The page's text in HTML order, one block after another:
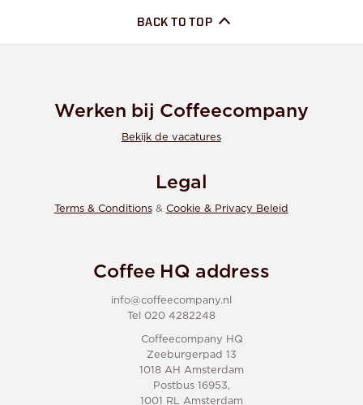
BACK TO TOP
Werken bij Coffeecompany
Bekijk de vacatures
Legal
Terms & Conditions& Cookie & Privacy Beleid
Coffee HQ address
info@coffeecompany.nl
Tel 020 4282248
Coffeecompany HQ
Zeeburgerpad 13
1018 AH Amsterdam
Postbus 16953,
1001 RL Amsterdam